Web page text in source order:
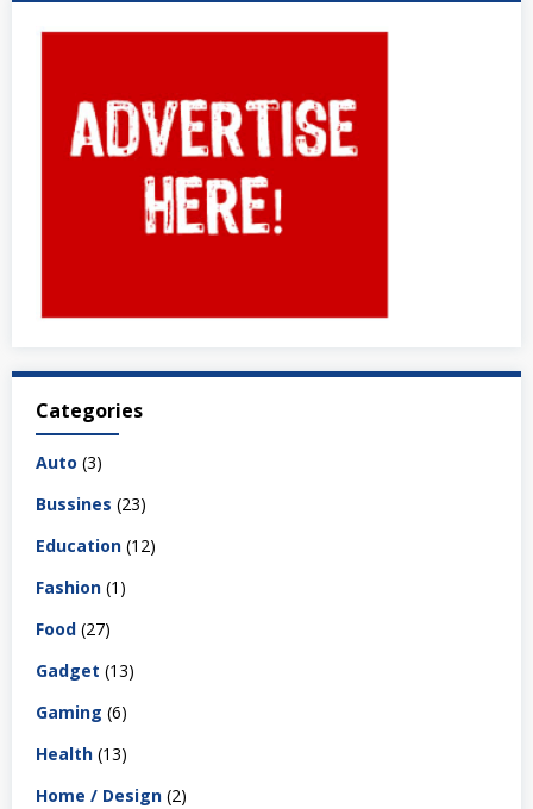
Categories
Auto (3)
Bussines (23)
Education (12)
Fashion (1)
Food (27)
Gadget (13)
Gaming (6)
Health (13)
Home / Design (2)